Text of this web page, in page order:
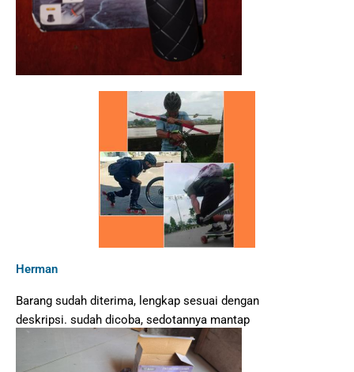
Herman
Barang sudah diterima, lengkap sesuai dengan
deskripsi. sudah dicoba, sedotannya mantap